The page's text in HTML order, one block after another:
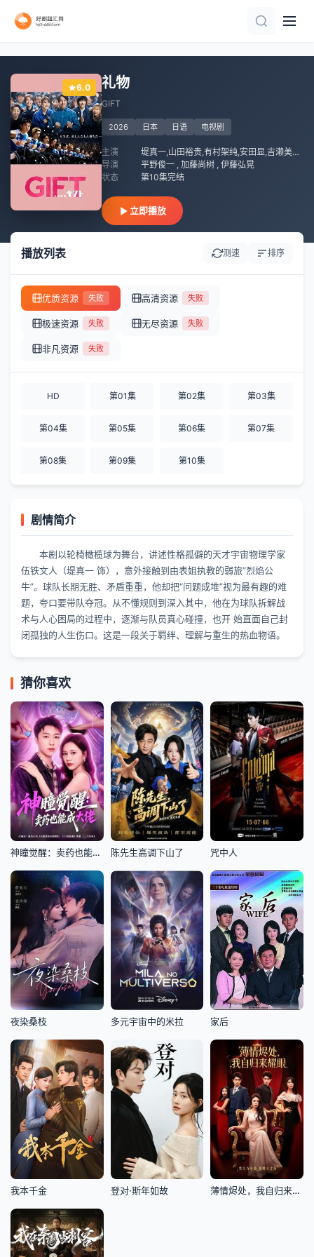
6.0 礼物
GIFT
2026 日本 日语 电视剧
主演
堤真一,山田裕贵,有村架纯,安田显,吉濑美智子,本田响矢,细田善彦,圆井湾,越山敬达,八村伦太郎,蓝木靖英,水间龙,富手麻妙,ノボせもんなべ,细田佳央太,真飞圣,宫崎优,麻生祐未,菅原大吉,杢代和人,生越千晴,田口浩正,西尾麻里,町田悠宇,泽井一希,中山脩悟,山口智子,玉森裕太
导演
平野俊一 , 加藤尚树 , 伊藤弘晃
状态
第10集完结
立即播放
播放列表 测速 排序
优质资源 失败 高清资源 失败
极速资源 失败 无尽资源 失败
非凡资源 失败
HD 第01集 第02集 第03集
第04集 第05集 第06集 第07集
第08集 第09集 第10集
剧情简介
本剧以轮椅橄榄球为舞台，讲述性格孤僻的天才宇宙物理学家
伍铁文人（堤真一 饰），意外接触到由表姐执教的弱旅“烈焰公
牛”。球队长期无胜、矛盾重重，他却把“问题成堆”视为最有趣的难
题，夸口要带队夺冠。从不懂规则到深入其中，他在为球队拆解战
术与人心困局的过程中，逐渐与队员真心碰撞，也开 始直面自己封
闭孤独的人生伤口。这是一段关于羁绊、理解与重生的热血物语。
猜你喜欢
全集
神瞳觉醒：卖药也能成大佬
全集
陈先生高调下山了
第4集完结
咒中人
全集
夜染桑枝
完结
多元宇宙中的米拉
已完结
家后
全40集
我本千金
全集
登对·斯年如故
全集
薄情烬处，我自归来耀眼
全集